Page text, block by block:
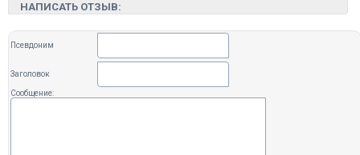
НАПИСАТЬ ОТЗЫВ:
Псевдоним
Заголовок
Сообщение: